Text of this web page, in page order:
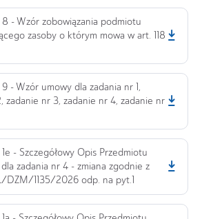
8 - Wzór zobowiązania podmiotu
zasoby o którym mowa w art. 118
9 - Wzór umowy dla zadania nr 1,
zadanie nr 3, zadanie nr 4, zadanie nr
1e - Szczegółowy Opis Przedmiotu
zadania nr 4 - zmiana zgodnie z
DZM/1135/2026 odp. na pyt.1